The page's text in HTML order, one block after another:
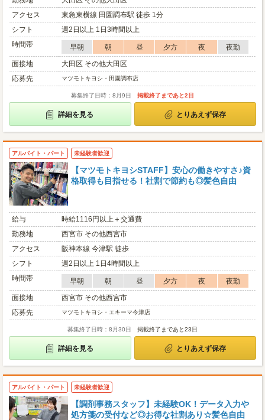
アクセス
東急東横線 田園調布駅 徒歩 1分
シフト
週2日以上 1日3時間以上
時間帯
早朝 朝 昼 夕方 夜
夜勤
面接地
大田区 その他大田区
応募先
マツモトキヨシ・田園調布店
募集終了日時：8月9日 掲載終了まであと2日
詳細を見る とりあえず保存
アルバイト・パート 未経験者歓迎
【マツモトキヨシSTAFF】安心の働きやすさ♪資
格取得も目指せる！社割で節約も◎髪色自由
給与
時給1116円以上＋交通費
勤務地
西宮市 その他西宮市
アクセス
阪神本線 今津駅 徒歩
シフト
週2日以上 1日4時間以上
時間帯
早朝 朝 昼 夕方 夜
夜勤
面接地
西宮市 その他西宮市
応募先
マツモトキヨシ・エキーマ今津店
募集終了日時：8月30日 掲載終了まであと23日
詳細を見る とりあえず保存
アルバイト・パート 未経験者歓迎
【調剤事務スタッフ】未経験OK！データ入力や
処方箋の受付など◎お得な社割あり☆髪色自由